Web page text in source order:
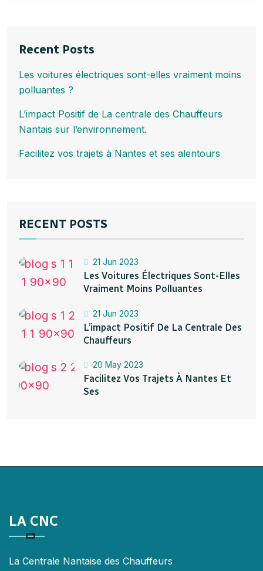
Recent Posts
Les voitures électriques sont-elles vraiment moins
polluantes ?
L’impact Positif de La centrale des Chauffeurs
Nantais sur l’environnement.
Facilitez vos trajets à Nantes et ses alentours
RECENT POSTS
21 Jun 2023
Les Voitures Électriques Sont-Elles
Vraiment Moins Polluantes
21 Jun 2023
L’impact Positif De La Centrale Des
Chauffeurs
20 May 2023
Facilitez Vos Trajets À Nantes Et
Ses
LA CNC
La Centrale Nantaise des Chauffeurs